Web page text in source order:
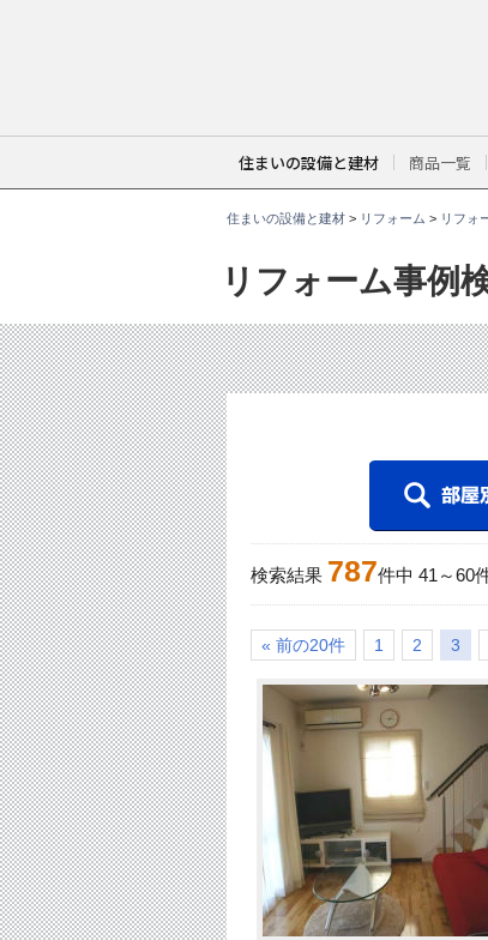
住まいの設備と建材 商品一覧
住まいの設備と建材> リフォーム > リフォ
リフォーム事例
。
検索結果 787件中 41 ～60
« 前の20件 1 2 3